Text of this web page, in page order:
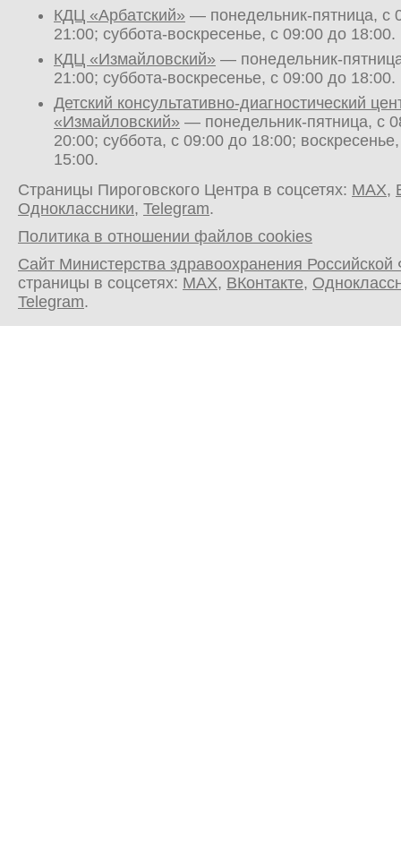
КДЦ «Арбатский» — понедельник-пятница, с
21:00; суббота-воскресенье, с 09:00 до 18:00.
КДЦ «Измайловский» — понедельник-
21:00; суббота-воскресенье, с 09:00 до 18:00.
Детский консультативно-диагностический
«Измайловский» — понедельник-пятница, с
20:00; суббота, с 09:00 до 18:00;
15:00.
Страницы Пироговского Центра в соцсетях: MAX,
Одноклассники, Telegram.
Политика в отношении файлов cookies
Сайт Министерства здравоохранения
страницы в соцсетях: MAX, ВКонтакте,
Telegram.